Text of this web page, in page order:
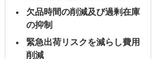
欠品時間の削減及び過剰在庫
の抑制
緊急出荷リスクを減らし費用
削減